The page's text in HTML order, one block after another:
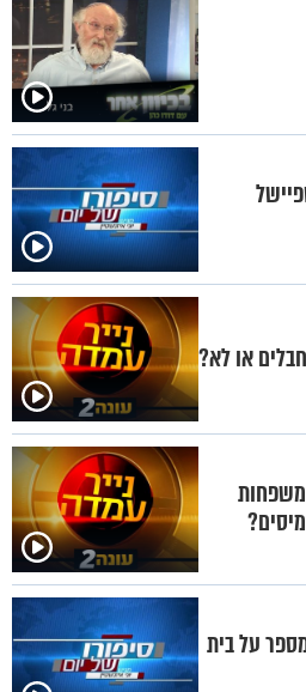
תוכנית 41 - ספיישל
ביקור משפחות
על בית